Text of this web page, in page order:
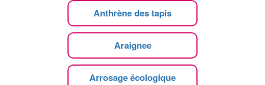
Anthrène des tapis
Araignee
Arrosage écologique